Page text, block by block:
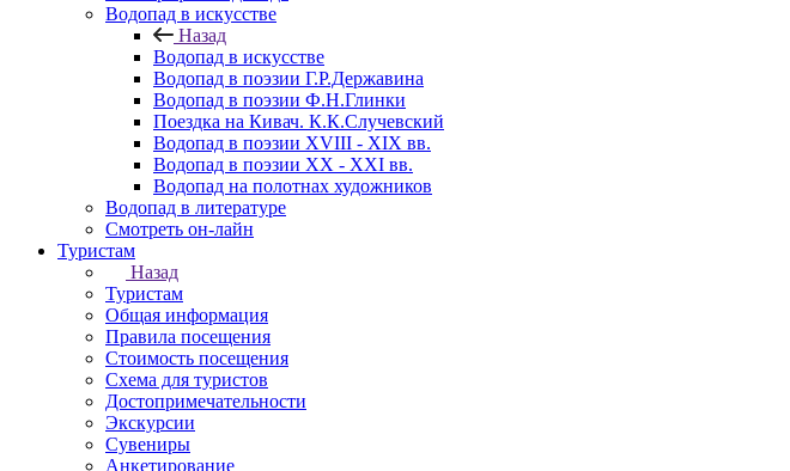
Водопад в искусстве
Назад
Водопад в искусстве
Водопад в поэзии Г.Р.Державина
Водопад в поэзии Ф.Н.Глинки
Поездка на Кивач. К.К.Случевский
Водопад в поэзии XVIII - XIX вв.
Водопад в поэзии XX - XXI вв.
Водопад на полотнах художников
Водопад в литературе
Смотреть он-лайн
Туристам
Назад
Туристам
Общая информация
Правила посещения
Стоимость посещения
Схема для туристов
Достопримечательности
Экскурсии
Сувениры
Анкетирование